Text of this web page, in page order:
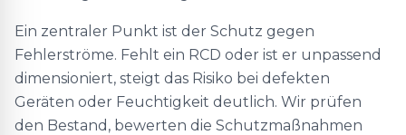
Ein zentraler Punkt ist der Schutz gegen
Fehlerströme. Fehlt ein RCD oder ist er unpassend
dimensioniert, steigt das Risiko bei defekten
Geräten oder Feuchtigkeit deutlich. Wir prüfen
den Bestand, bewerten die Schutzmaßnahmen